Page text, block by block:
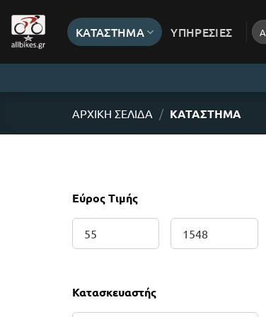
στο
περιεχόμενο
ΚΑΤΆΣΤΗΜΑ ΥΠΗΡΕΣΊΕΣ
για:
ΑΡΧΙΚΉ ΣΕΛΊΔΑ / ΚΑΤΆΣΤΗΜΑ
Εύρος Τιμής
Κατασκευαστής